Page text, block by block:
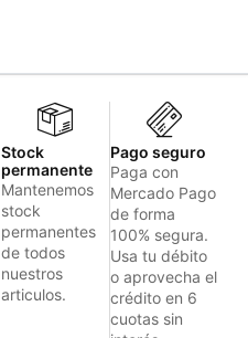
Stock
permanente
Mantenemos
stock
permanentes
de todos
nuestros
articulos.
Pago seguro
Paga con
Mercado Pago
de forma
100% segura.
Usa tu débito
o aprovecha el
crédito en 6
cuotas sin